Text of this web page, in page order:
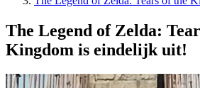
The Legend of Zelda:
Kingdom is eindelijk uit!